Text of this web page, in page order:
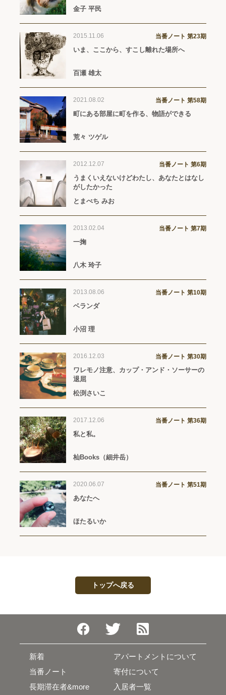
金子 平民
2015.11.06 当番ノート 第23期
いま、ここから、すこし離れた場所へ
百瀬 雄太
2021.08.02 当番ノート 第58期
町にある部屋に町を作る、物語ができる
荒々 ツゲル
2012.12.07 当番ノート 第6期
うまくいえないけどわたし、あなたとはなし
がしたかった
とまべち みお
2013.02.04 当番ノート 第7期
一掬
八木 玲子
2013.08.06 当番ノート 第10期
ベランダ
小沼 理
2016.12.03 当番ノート 第30期
ワレモノ注意、カップ・アンド・ソーサーの
退屈
松渕さいこ
2017.12.06 当番ノート 第36期
私と私。
杣Books（細井岳）
2020.06.07 当番ノート 第51期
あなたへ
ほたるいか
トップへ戻る
新着
当番ノート
長期滞在者&more
アパートメントについて
寄付について
入居者一覧